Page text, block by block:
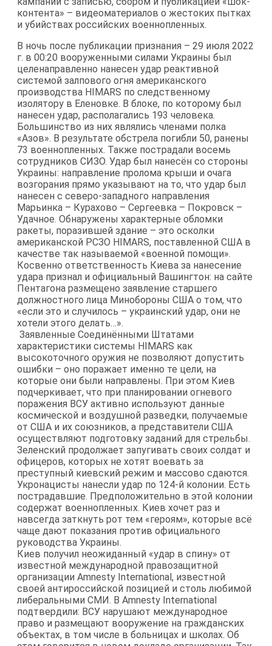
контента» – видеоматериалов о жестоких пытках
и убийствах российских военнопленных.
В ночь после публикации признания – 29 июля 2022
г. в 00:20 вооруженными силами Украины был
целенаправленно нанесен удар реактивной
системой залпового огня американского
производства HIMARS по следственному
изолятору в Еленовке. В блоке, по которому был
нанесен удар, располагались 193 человека.
Большинство из них являлись членами полка
«Азов». В результате обстрела погибли 50, ранены
73 военнопленных. Также пострадали восемь
сотрудников СИЗО. Удар был нанесён со стороны
Украины: направление пролома крыши и очага
возгорания прямо указывают на то, что удар был
нанесен с северо-западного направления
Марьинка – Курахово – Сергеевка – Покровск –
Удачное. Обнаружены характерные обломки
ракеты, поразившей здание – это осколки
американской РСЗО HIMARS, поставленной США в
качестве так называемой «военной помощи».
Косвенно ответственность Киева за нанесение
удара признал и официальный Вашингтон: на сайте
Пентагона размещено заявление старшего
должностного лица Минобороны США о том, что
«если это и случилось – украинский удар, они не
хотели этого делать…».
Заявленные Соединёнными Штатами
характеристики системы HIMARS как
высокоточного оружия не позволяют допустить
ошибки – оно поражает именно те цели, на
которые они были направлены. При этом Киев
подчеркивает, что при планировании огневого
поражения ВСУ активно используют данные
космической и воздушной разведки, получаемые
от США и их союзников, а представители США
осуществляют подготовку заданий для стрельбы.
Зеленский продолжает запугивать своих солдат и
офицеров, которых не хотят воевать за
преступный киевский режим и массово сдаются.
Укронацисты нанесли удар по 124-й колонии. Есть
пострадавшие. Предположительно в этой колонии
содержат военнопленных. Киев хочет раз и
навсегда заткнуть рот тем «героям», которые всё
чаще дают показания против официального
руководства Украины.
Киев получил неожиданный «удар в спину» от
известной международной правозащитной
организации Amnesty International, известной
своей антироссийской позицией и столь любимой
либеральными СМИ. В Amnesty International
подтвердили: ВСУ нарушают международное
право и размещают вооружение на гражданских
объектах, в том числе в больницах и школах. Об